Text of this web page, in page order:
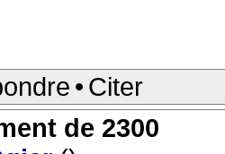
• Citer
de 2300